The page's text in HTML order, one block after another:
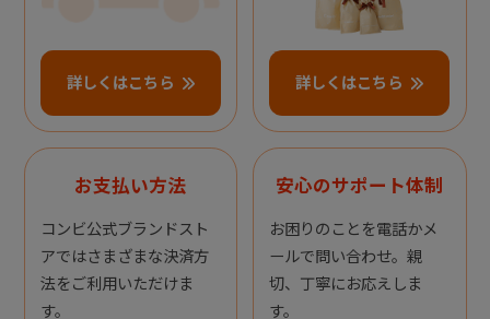
詳しくはこちら 詳しくはこちら
お支払い方法
コンビ公式ブランドスト
アではさまざまな決済方
法をご利用いただけま
す。
安心のサポート体制
お困りのことを電話かメ
ールで問い合わせ。親
切、丁寧にお応えしま
す。